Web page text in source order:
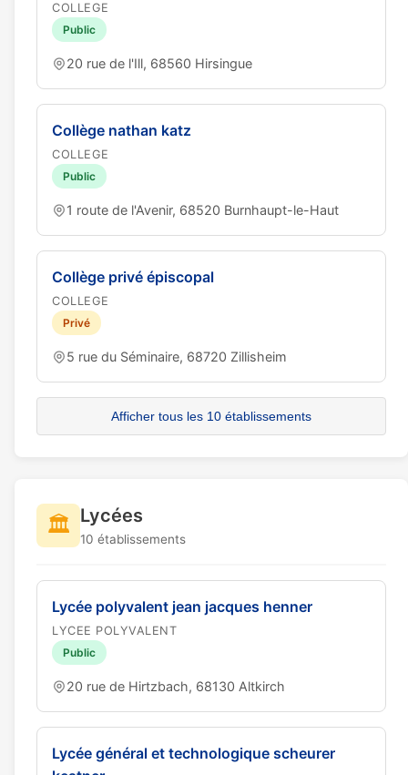
COLLEGE
Public
20 rue de l'Ill, 68560 Hirsingue
Collège nathan katz
COLLEGE
Public
1 route de l'Avenir, 68520 Burnhaupt-le-Haut
Collège privé épiscopal
COLLEGE
Privé
5 rue du Séminaire, 68720 Zillisheim
Afficher tous les 10 établissements
🏛️ Lycées
10 établissements
Lycée polyvalent jean jacques henner
LYCEE POLYVALENT
Public
20 rue de Hirtzbach, 68130 Altkirch
Lycée général et technologique scheurer